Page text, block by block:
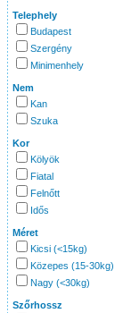
Telephely
Budapest
Szergény
Minimenhely
Nem
Kan
Szuka
Kor
Kölyök
Fiatal
Felnőtt
Idős
Méret
Kicsi (<15kg)
Közepes (15-30kg)
Nagy (<30kg)
Szőrhossz